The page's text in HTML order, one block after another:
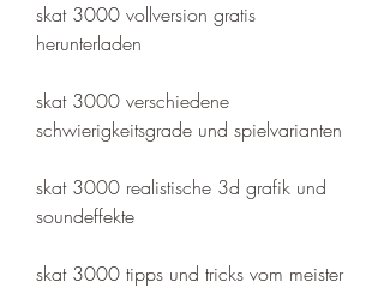
skat 3000 vollversion gratis
herunterladen
skat 3000 verschiedene
schwierigkeitsgrade und spielvarianten
skat 3000 realistische 3d grafik und
soundeffekte
skat 3000 tipps und tricks vom meister